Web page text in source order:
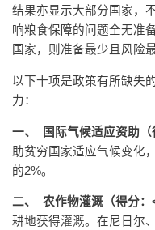
结果亦显示大部分国家，
响粮食保障的问题全无准
国家，则准备最少且风险最
以下十项是政策有所缺失
力：
一、 国际气候适应资助（
助贫穷国家适应气候变化
的2%。
二、 农作物灌溉（得分：
耕地获得灌溉。在尼日尔